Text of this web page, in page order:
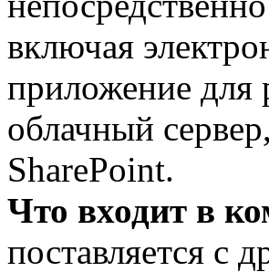
включая
приложение для
облачный
SharePoint.
Что входит в
поставляется с